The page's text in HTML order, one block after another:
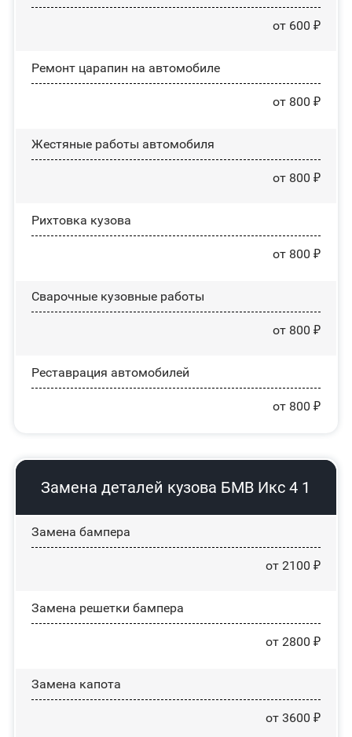
от 600 ₽
Ремонт царапин на автомобиле
от 800 ₽
Жестяные работы автомобиля
от 800 ₽
Рихтовка кузова
от 800 ₽
Сварочные кузовные работы
от 800 ₽
Реставрация автомобилей
от 800 ₽
Замена деталей кузова БМВ Икс 4 1
Замена бампера
от 2100 ₽
Замена решетки бампера
от 2800 ₽
Замена капота
от 3600 ₽